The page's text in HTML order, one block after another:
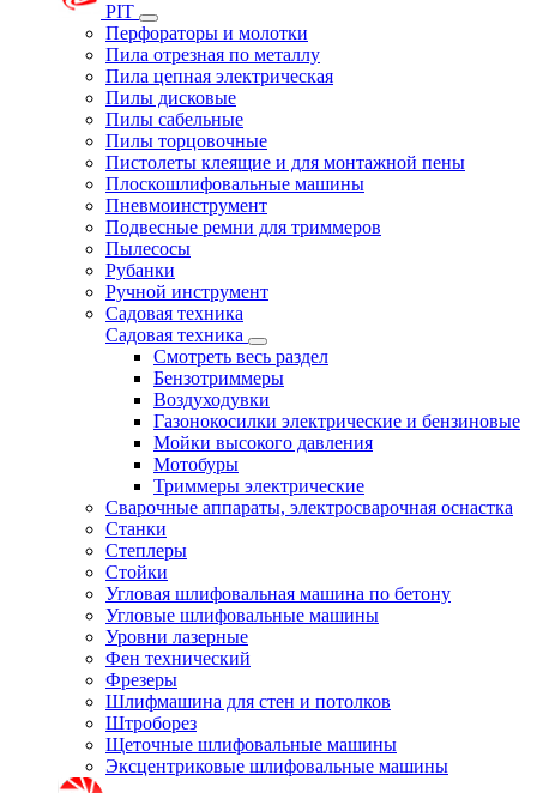
PIT
Перфораторы и молотки
Пила отрезная по металлу
Пила цепная электрическая
Пилы дисковые
Пилы сабельные
Пилы торцовочные
Пистолеты клеящие и для монтажной пены
Плоскошлифовальные машины
Пневмоинструмент
Подвесные ремни для триммеров
Пылесосы
Рубанки
Ручной инструмент
Садовая техника
Садовая техника
Смотреть весь раздел
Бензотриммеры
Воздуходувки
Газонокосилки электрические и бензиновые
Мойки высокого давления
Мотобуры
Триммеры электрические
Сварочные аппараты, электросварочная оснастка
Станки
Степлеры
Стойки
Угловая шлифовальная машина по бетону
Угловые шлифовальные машины
Уровни лазерные
Фен технический
Фрезеры
Шлифмашина для стен и потолков
Штроборез
Щеточные шлифовальные машины
Эксцентриковые шлифовальные машины